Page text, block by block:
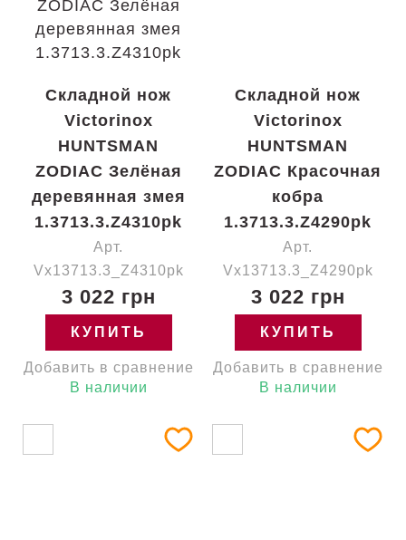
Складной нож
Victorinox
HUNTSMAN
ZODIAC Зелёная
деревянная змея
1.3713.3.Z4310pk
Арт.
Vx13713.3_Z4310pk
3 022 грн
КУПИТЬ
Добавить в сравнение
В наличии
Складной нож
Victorinox
HUNTSMAN
ZODIAC Красочная
кобра
1.3713.3.Z4290pk
Арт.
Vx13713.3_Z4290pk
3 022 грн
КУПИТЬ
Добавить в сравнение
В наличии